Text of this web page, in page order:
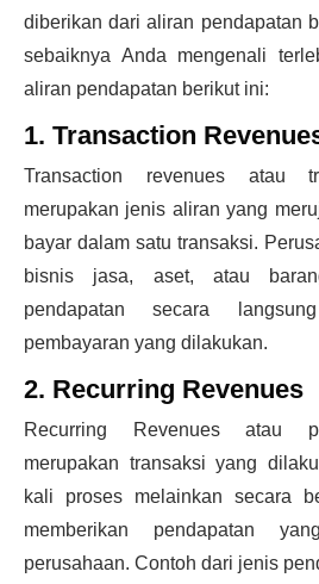
diberikan dari aliran pendapatan
sebaiknya Anda mengenali
aliran pendapatan berikut ini:
1. Transaction
Transaction revenues atau
merupakan jenis aliran yang
bayar dalam satu transaksi.
bisnis jasa, aset, atau
pendapatan secara
pembayaran yang dilakukan.
2. Recurring Revenues
Recurring Revenues atau
merupakan transaksi yang
kali proses melainkan secara
memberikan pendapatan
perusahaan. Contoh dari jenis